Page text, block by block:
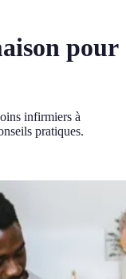
pour
infirmiers à
pratiques.